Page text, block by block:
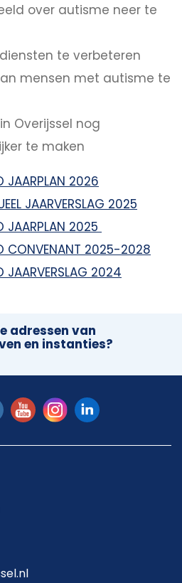
over autisme neer te
te verbeteren
mensen met autisme te
Overijssel nog
te maken
JAARPLAN 2026
JAARVERSLAG 2025
JAARPLAN 2025
CONVENANT 2025-2028
JAARVERSLAG 2024
adressen van
en instanties?